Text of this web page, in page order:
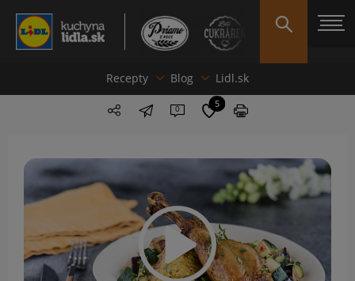
Recepty Blog Lidl.sk
0 5